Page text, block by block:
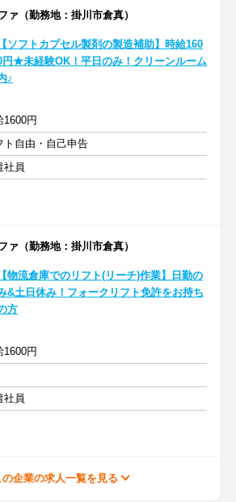
ァ（勤務地：掛川市倉真）
【ソフトカプセル製剤の製造補助】時給160
円★未経験OK！平日のみ！クリーンルーム
♪
1600円
ト自由・自己申告
社員
ァ（勤務地：掛川市倉真）
【物流倉庫でのリフト(リーチ)作業】日勤の
&土日休み！フォークリフト免許をお持ち
方
1600円
社員
の企業の求人一覧を見る